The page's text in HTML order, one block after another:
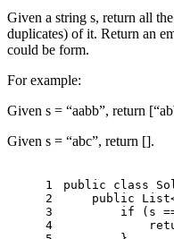
Given a string s, return all
duplicates) of it. Return an
could be form.
For example:
Given s = “aabb”, return
Given s = “abc”, return [].
1
2
3
4
public class
public
if (s